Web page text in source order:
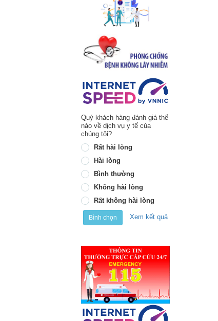
Quý khách hàng đánh giá thế
nào về dịch vụ y tế của
chúng tôi?
Rất hài lòng
Hài lòng
Bình thường
Không hài lòng
Rất không hài lòng
Bình chọn Xem kết quả